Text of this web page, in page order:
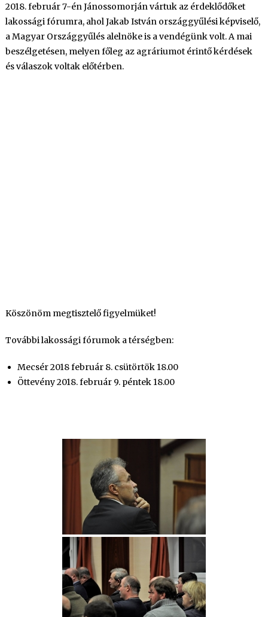
–
videó
és
képgaléria
2018. február 7-én Jánossomorján vártuk az érdeklődőket
lakossági fórumra, ahol Jakab István országgyűlési képviselő,
a Magyar Országgyűlés alelnöke is a vendégünk volt. A mai
beszélgetésen, melyen főleg az agráriumot érintő kérdések
és válaszok voltak előtérben.
Köszönöm megtisztelő figyelmüket!
További lakossági fórumok a térségben:
Mecsér 2018 február 8. csütörtök 18.00
Öttevény 2018. február 9. péntek 18.00